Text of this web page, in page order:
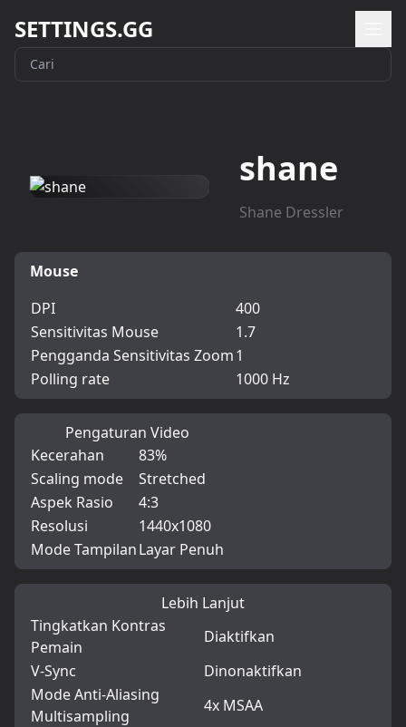
SETTINGS.GG
shane
Shane Dressler
Mouse
DPI
400
Sensitivitas Mouse
1.7
Pengganda Sensitivitas Zoom1
Polling rate
1000 Hz
Pengaturan Video
Kecerahan
83%
Scaling mode
Stretched
Aspek Rasio
4:3
Resolusi
1440x1080
Mode TampilanLayar Penuh
Lebih Lanjut
Tingkatkan Kontras
Pemain
Diaktifkan
V-Sync
Dinonaktifkan
Mode Anti-Aliasing
Multisampling
4x MSAA